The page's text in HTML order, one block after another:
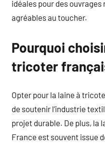
idéales pour des
agréables au toucher.
Pourquoi
tricoter
Opter pour la laine à
de soutenir l’industrie
projet durable. De plus, la
France est souvent issue